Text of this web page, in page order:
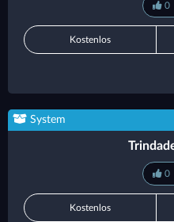
0
Kostenlos
System
0
Kostenlos